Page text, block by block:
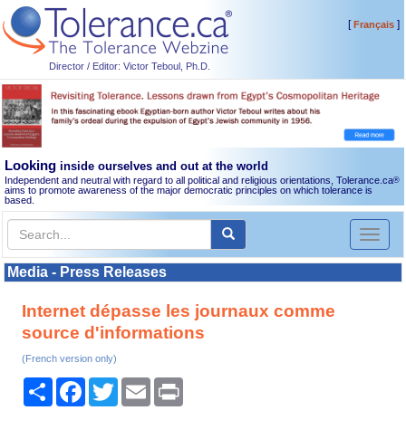
Director / Editor: Victor Teboul, Ph.D.
[Français]
Looking inside ourselves and out at the world
Independent and neutral with regard to all political and religious orientations, Tolerance.ca®
aims to promote awareness of the major democratic principles on which tolerance is
based.
Toggle
Media - Press Releases
Internet dépasse les journaux comme
source d'informations
(French version only)
Share Facebook
TwitterEmail